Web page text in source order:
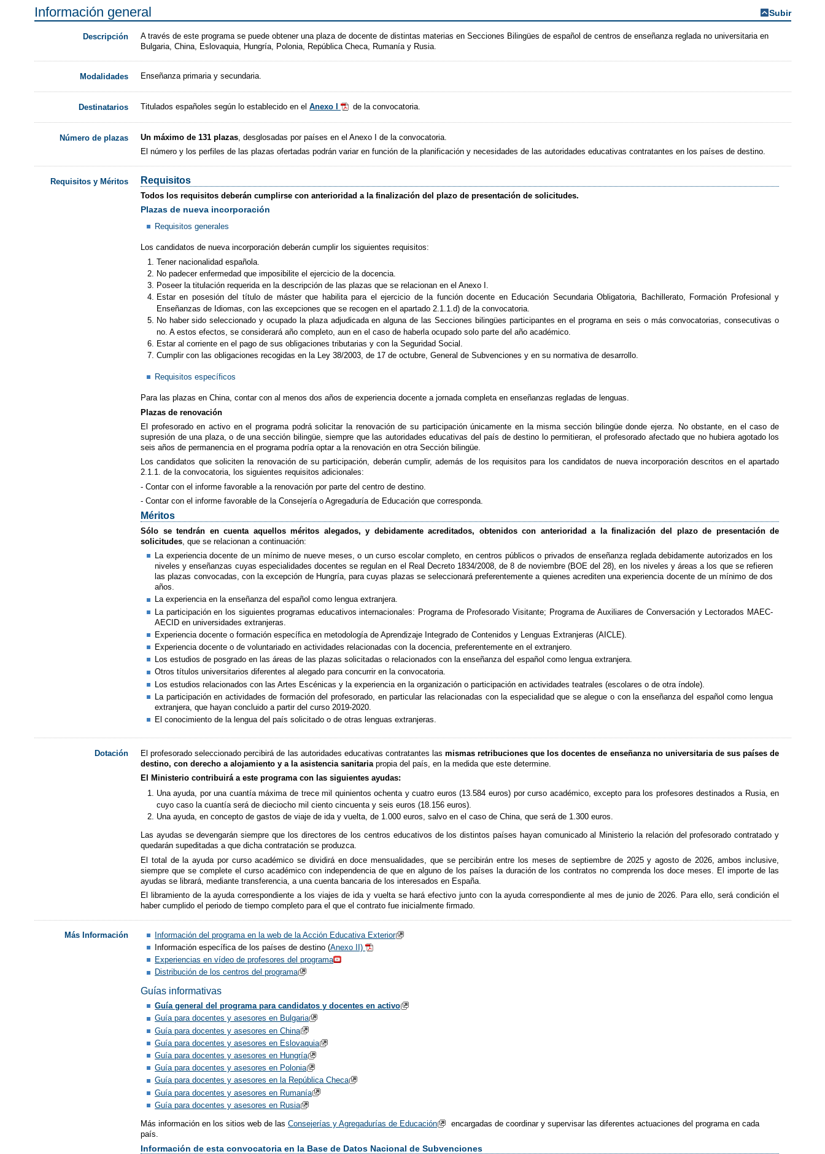
Información general Subir
Descripción
A través de este programa se puede obtener una plaza de docente de distintas materias en Secciones Bilingües de español de centros de enseñanza reglada no universitaria en
Bulgaria, China, Eslovaquia, Hungría, Polonia, República Checa, Rumanía y Rusia.
Modalidades Enseñanza primaria y secundaria.
Destinatarios Titulados españoles según lo establecido en elAnexo I de la convocatoria.
Número de plazas Un máximo de 131 plazas, desglosadas por países en el Anexo I de la convocatoria.
El número y los perfiles de las plazas ofertadas podrán variar en función de la planificación y necesidades de las autoridades educativas contratantes en los países de destino.
Requisitos y Méritos Requisitos
Todos los requisitos deberán cumplirse con anterioridad a la finalización del plazo de presentación de solicitudes.
Plazas de nueva incorporación
Requisitos generales
Los candidatos de nueva incorporación deberán cumplir los siguientes requisitos:
Tener nacionalidad española.
No padecer enfermedad que imposibilite el ejercicio de la docencia.
Poseer la titulación requerida en la descripción de las plazas que se relacionan en el Anexo I.
Estar en posesión del título de máster que habilita para el ejercicio de la función docente en Educación Secundaria Obligatoria, Bachillerato, Formación Profesional y
Enseñanzas de Idiomas, con las excepciones que se recogen en el apartado 2.1.1.d) de la convocatoria.
No haber sido seleccionado y ocupado la plaza adjudicada en alguna de las Secciones bilingües participantes en el programa en seis o más convocatorias, consecutivas o
no. A estos efectos, se considerará año completo, aun en el caso de haberla ocupado solo parte del año académico.
Estar al corriente en el pago de sus obligaciones tributarias y con la Seguridad Social.
Cumplir con las obligaciones recogidas en la Ley 38/2003, de 17 de octubre, General de Subvenciones y en su normativa de desarrollo.
Requisitos específicos
Para las plazas en China, contar con al menos dos años de experiencia docente a jornada completa en enseñanzas regladas de lenguas.
Plazas de renovación
El profesorado en activo en el programa podrá solicitar la renovación de su participación únicamente en la misma sección bilingüe donde ejerza. No obstante, en el caso de
supresión de una plaza, o de una sección bilingüe, siempre que las autoridades educativas del país de destino lo permitieran, el profesorado afectado que no hubiera agotado los
seis años de permanencia en el programa podría optar a la renovación en otra Sección bilingüe.
Los candidatos que soliciten la renovación de su participación, deberán cumplir, además de los requisitos para los candidatos de nueva incorporación descritos en el apartado
2.1.1. de la convocatoria, los siguientes requisitos adicionales:
- Contar con el informe favorable a la renovación por parte del centro de destino.
- Contar con el informe favorable de la Consejería o Agregaduría de Educación que corresponda.
Méritos
Sólo se tendrán en cuenta aquellos méritos alegados, y debidamente acreditados, obtenidos con anterioridad a la finalización del plazo de presentación de
solicitudes , que se relacionan a continuación:
La experiencia docente de un mínimo de nueve meses, o un curso escolar completo, en centros públicos o privados de enseñanza reglada debidamente autorizados en los
niveles y enseñanzas cuyas especialidades docentes se regulan en el Real Decreto 1834/2008, de 8 de noviembre (BOE del 28), en los niveles y áreas a los que se refieren
las plazas convocadas, con la excepción de Hungría, para cuyas plazas se seleccionará preferentemente a quienes acrediten una experiencia docente de un mínimo de dos
años.
La experiencia en la enseñanza del español como lengua extranjera.
La participación en los siguientes programas educativos internacionales: Programa de Profesorado Visitante; Programa de Auxiliares de Conversación y Lectorados MAEC-
AECID en universidades extranjeras.
Experiencia docente o formación específica en metodología de Aprendizaje Integrado de Contenidos y Lenguas Extranjeras (AICLE).
Experiencia docente o de voluntariado en actividades relacionadas con la docencia, preferentemente en el extranjero.
Los estudios de posgrado en las áreas de las plazas solicitadas o relacionados con la enseñanza del español como lengua extranjera.
Otros títulos universitarios diferentes al alegado para concurrir en la convocatoria.
Los estudios relacionados con las Artes Escénicas y la experiencia en la organización o participación en actividades teatrales (escolares o de otra índole).
La participación en actividades de formación del profesorado, en particular las relacionadas con la especialidad que se alegue o con la enseñanza del español como lengua
extranjera, que hayan concluido a partir del curso 2019-2020.
El conocimiento de la lengua del país solicitado o de otras lenguas extranjeras.
Dotación El profesorado seleccionado percibirá de las autoridades educativas contratantes lasmismas retribuciones que los docentes de enseñanza no universitaria de sus países de
destino, con derecho a alojamiento y a la asistencia sanitaria propia del país, en la medida que este determine.
El Ministerio contribuirá a este programa con las siguientes ayudas:
Una ayuda, por una cuantía máxima de trece mil quinientos ochenta y cuatro euros (13.584 euros) por curso académico, excepto para los profesores destinados a Rusia, en
cuyo caso la cuantía será de dieciocho mil ciento cincuenta y seis euros (18.156 euros).
Una ayuda, en concepto de gastos de viaje de ida y vuelta, de 1.000 euros, salvo en el caso de China, que será de 1.300 euros.
Las ayudas se devengarán siempre que los directores de los centros educativos de los distintos países hayan comunicado al Ministerio la relación del profesorado contratado y
quedarán supeditadas a que dicha contratación se produzca.
El total de la ayuda por curso académico se dividirá en doce mensualidades, que se percibirán entre los meses de septiembre de 2025 y agosto de 2026, ambos inclusive,
siempre que se complete el curso académico con independencia de que en alguno de los países la duración de los contratos no comprenda los doce meses. El importe de las
ayudas se librará, mediante transferencia, a una cuenta bancaria de los interesados en España.
El libramiento de la ayuda correspondiente a los viajes de ida y vuelta se hará efectivo junto con la ayuda correspondiente al mes de junio de 2026. Para ello, será condición el
haber cumplido el periodo de tiempo completo para el que el contrato fue inicialmente firmado.
Más Información
Información del programa en la web de la Acción Educativa Exterior
Información específica de los países de destino (Anexo II)
Experiencias en vídeo de profesores del programa
Distribución de los centros del programa
Guías informativas
Guía general del programa para candidatos y docentes en activo
Guía para docentes y asesores en Bulgaria
Guía para docentes y asesores en China
Guía para docentes y asesores en Eslovaquia
Guía para docentes y asesores en Hungría
Guía para docentes y asesores en Polonia
Guía para docentes y asesores en la República Checa
Guía para docentes y asesores en Rumanía
Guía para docentes y asesores en Rusia
Más información en los sitios web de lasConsejerías y Agregadurías de Educación
encargadas de coordinar y supervisar las diferentes actuaciones del programa en cada
país.
Información de esta convocatoria en la Base de Datos Nacional de Subvenciones